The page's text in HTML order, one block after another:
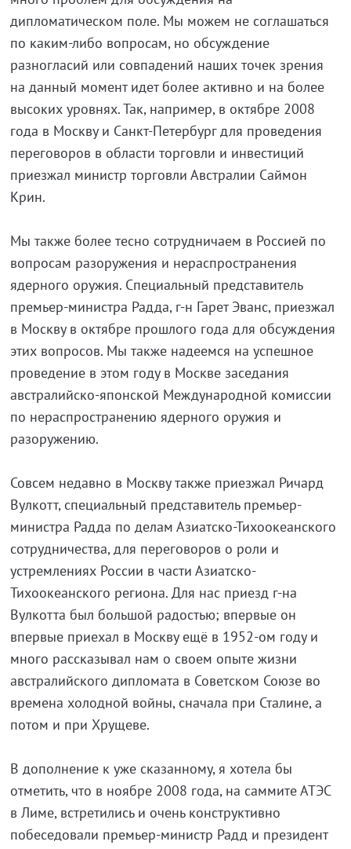
дипломатическом поле. Мы можем не соглашаться
по каким-либо вопросам, но обсуждение
разногласий или совпадений наших точек зрения
на данный момент идет более активно и на более
высоких уровнях. Так, например, в октябре 2008
года в Москву и Санкт-Петербург для проведения
переговоров в области торговли и инвестиций
приезжал министр торговли Австралии Саймон
Крин.
Мы также более тесно сотрудничаем в Россией по
вопросам разоружения и нераспространения
ядерного оружия. Специальный представитель
премьер-министра Радда, г-н Гарет Эванс, приезжал
в Москву в октябре прошлого года для обсуждения
этих вопросов. Мы также надеемся на успешное
проведение в этом году в Москве заседания
австралийско-японской Международной комиссии
по нераспространению ядерного оружия и
разоружению.
Совсем недавно в Москву также приезжал Ричард
Вулкотт, специальный представитель премьер-
министра Радда по делам Азиатско-Тихоокеанского
сотрудничества, для переговоров о роли и
устремлениях России в части Азиатско-
Тихоокеанского региона. Для нас приезд г-на
Вулкотта был большой радостью; впервые он
впервые приехал в Москву ещё в 1952-ом году и
много рассказывал нам о своем опыте жизни
австралийского дипломата в Советском Союзе во
времена холодной войны, сначала при Сталине, а
потом и при Хрущеве.
В дополнение к уже сказанному, я хотела бы
отметить, что в ноябре 2008 года, на саммите АТЭС
в Лиме, встретились и очень конструктивно
побеседовали премьер-министр Радд и президент